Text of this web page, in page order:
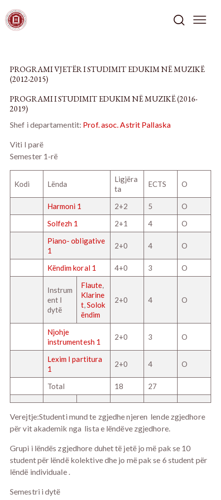
PROGRAMI VJETËR I STUDIMIT EDUKIM NË MUZIKË
(2012-2015)
PROGRAMI I STUDIMIT EDUKIM NË MUZIKË (2016-
2019)
Shef i departamentit: Prof. asoc. Astrit Pallaska
Viti I parë
Semester 1-rë
Kodi Lënda
Ligjëra
ta
ECTS O
Harmoni 1 2+2 5
O
Solfezh 1
2+1 4
O
Piano- obligative
1
2+0 4 O
Këndim koral 1 4+0 3 O
Instrum
ent I
dytë
Flaute,
Klarine
t,Solok
ëndim
2+0 4 O
Njohje
instrumentesh 1
2+0 3 O
Lexim I partitura
1
2+0 4 O
Total 18 27
Verejtje:Studenti mund te zgjedhe njeren lende zgjedhore
për vit akademik nga lista e lëndëve zgjedhore.
Grupi i lëndës zgjedhore duhet të jetë jo më pak se 10
student për lëndë kolektive dhe jo më pak se 6 student për
lëndë individuale .
Semestri i dytë